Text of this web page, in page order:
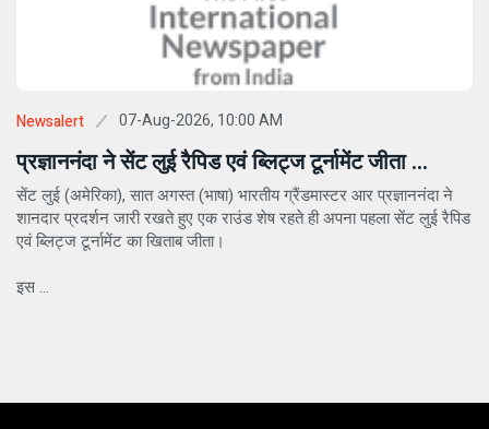
Newsalert 07-Aug-2026, 10:00 AM
प्रज्ञाननंदा ने सेंट लुई रैपिड एवं ब्लिट्ज टूर्नामेंट जीता ...
सेंट लुई (अमेरिका), सात अगस्त (भाषा) भारतीय ग्रैंडमास्टर आर प्रज्ञाननंदा ने
शानदार प्रदर्शन जारी रखते हुए एक राउंड शेष रहते ही अपना पहला सेंट लुई रैपिड
एवं ब्लिट्ज टूर्नामेंट का खिताब जीता।
इस ...